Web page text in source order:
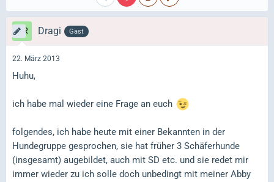
Dragi Gast
22. März 2013
Huhu,
ich habe mal wieder eine Frage an euch
folgendes, ich habe heute mit einer Bekannten in der
Hundegruppe gesprochen, sie hat früher 3 Schäferhunde
(insgesamt) augebildet, auch mit SD etc. und sie redet mir
immer wieder zu ich solle doch unbedingt mit meiner Abby